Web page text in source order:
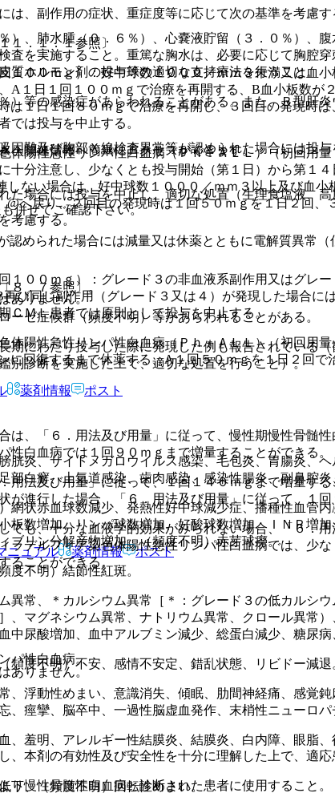
、肺水腫（０．６％）、心嚢液貯留（３．０％）、
査を実施すること。重篤な胸水は、必要に応じて胸腔
質ホルモン剤の投与等の適切な支持療法を行うこと。
等の感染症があらわれることがある。また、Ｂ型肝
難及び胸部Ｘ線検査異常等が認められた場合には投
場合には投与を中止し、適切な処置（生理食塩液、
められた場合には減量又は休薬とともに電解質異常
８．７参照〕。
ゼ症候群（頻度不明）等があらわれることがある。
にわたり投与した際に発現した例も報告されている
別診断を実施した上で、適切な処置を行うこと）。
炎、サイトメガロウイルス感染、毛包炎、胃腸炎、
白癬、上気道感染、歯肉感染、感染性腸炎、副鼻腔
状赤血球数減少、発熱性好中球減少症、播種性血管
板数増加、リンパ球数増加、好酸球数増加、ＩＮＲ増
ブリン分解産物増加、（頻度不明）赤芽球癆。
不明）結節性紅斑。
常、＊カルシウム異常［＊：グレード３の低カルシ
、マグネシウム異常、ナトリウム異常、クロール異常
尿酸増加、血中アルブミン減少、総蛋白減少、糖尿病
度不明）不安、感情不安定、錯乱状態、リビドー減退
浮動性めまい、意識消失、傾眠、肋間神経痛、感覚
痙攣、脳卒中、一過性脳虚血発作、末梢性ニューロパ
羞明、アレルギー性結膜炎、結膜炎、白内障、眼脂
下、（頻度不明）回転性めまい。
、副作用の症状、重症度等に応じて次の基準を考慮す
１．１．１参照〕
００ｍｇ）：好中球数１０００／ｍｍ３未満又は血
A１日１回１００ｍｇで治療を再開する、B血小板数が
は１日１回８０ｍｇで治療を再開し、３回目の発現時
では投与を中止する。
陽性急性リンパ性白血病（Ｐｈ＋ＡＬＬ）（初回用
分注意し、少なくとも投与開始（第１日）から第１
ない場合は、好中球数１０００／ｍｍ３以上及び血
へ戻り、２回目の発現時は１回５０ｍｇを１日２回
考慮する。
００ｍｇ）：グレード３の非血液系副作用又はグレ
び同じ副作用（グレード３又は４）が発現した場合に
ＣＭＬ患者では原則として投与を中止する。
陽性急性リンパ性白血病（Ｐｈ＋ＡＬＬ）（初回用
回復するまで休薬する、A１回５０ｍｇを１日２回
、「６．用法及び用量」に従って、慢性期慢性骨髄
白血病では１回９０ｍｇまで増量することができる。
法及び用量」に従って、１回１４０ｍｇまで増量す
進行した場合、「６．用法及び用量」に従って、１回
も、十分な血液学的効果がみられない場合、「６．
デルフィア染色体陽性急性リンパ性白血病では、少
ることができる。
パ性白血病。
本剤の有効性及び安全性を十分に理解した上で、適応
慢性骨髄性白血病と診断された患者に使用すること。
、関連情報へ簡単にアクセスができます。
併せてご確認下さい。
ありません。
薬剤情報 ポスト
ニュアル 薬剤情報 ポスト
ありません。